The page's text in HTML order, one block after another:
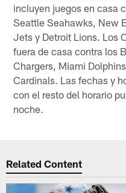
incluyen juegos en casa
Seattle Seahawks, New
Jets y Detroit Lions. Los
fuera de casa contra los
Chargers, Miami
Cardinals. Las fechas y
con el resto del horario
noche.
Related Content